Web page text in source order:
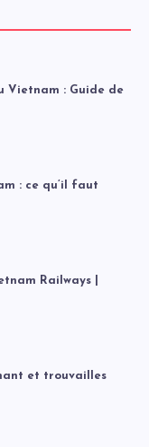
Vietnam : Guide de
: ce qu’il faut
Railways |
et trouvailles